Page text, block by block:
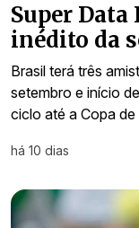
Super
inédito da
Brasil terá três
setembro e início
ciclo até a Copa
há 10 dias